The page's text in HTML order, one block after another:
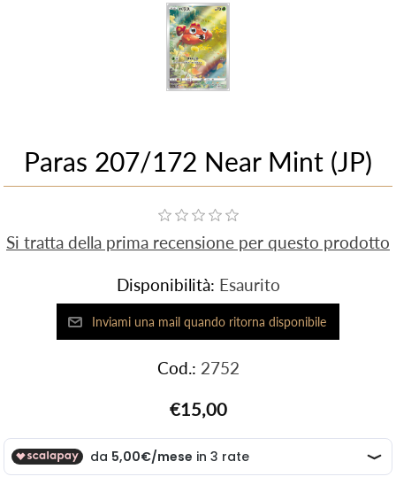
Paras 207/172 Near Mint (JP)
Si tratta della prima recensione per questo prodotto
Disponibilità: Esaurito
Cod.: 2752
€15,00